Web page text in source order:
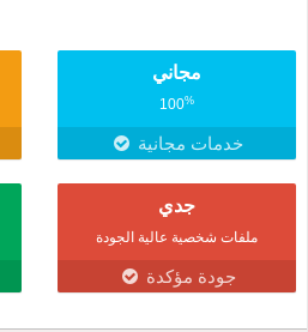
مجاني
100%
خدمات مجانية
جدي
ملفات شخصية عالية الجودة
جودة مؤكدة